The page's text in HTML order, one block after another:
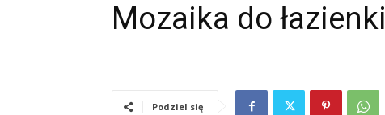
Mozaika do łazienki
Podziel się